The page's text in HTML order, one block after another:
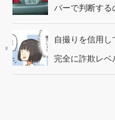
バーで判断する
自撮りを信用
完全に詐欺レ